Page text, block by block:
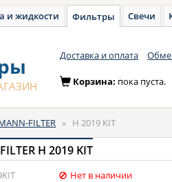
и жидкости Фильтры Свечи
Доставка и оплата
Корзина: пока пуста.
FILTER » H 2019 KIT
H 2019 KIT
Нет в наличии